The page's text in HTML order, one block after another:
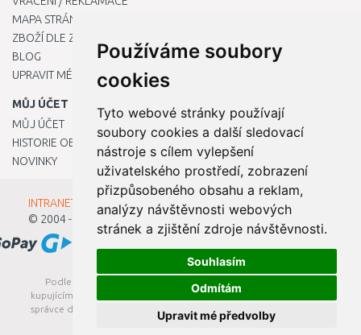
Používáme soubory
cookies
Tyto webové stránky používají
soubory cookies a další sledovací
nástroje s cílem vylepšení
uživatelského prostředí, zobrazení
přizpůsobeného obsahu a reklam,
analýzy návštěvnosti webových
stránek a zjištění zdroje návštěvnosti.
Souhlasím
Odmítám
Upravit mé předvolby
MAPA STRÁNKY
ZBOŽÍ DLE ZNAČEK
BLOG
UPRAVIT MÉ PŘEDVOLBY COOKIES
MŮJ ÚČET
MŮJ ÚČET
HISTORIE OBJEDNÁVEK
NOVINKY
INTRANET - Přihlášení pro zaměstnance
© 2004 - 2026
Kamody s.r.o.
Podle zákona o evidenci tržeb je prodávající povinen vystavit
kupujícímu účtenku. Zároveň je povinen zaevidovat přijatou tržbu u
správce daně online; v případě technického výpadku pak nejpozději
do 48 hodin.